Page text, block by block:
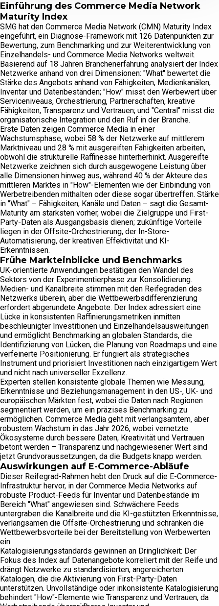
Einführung des Commerce Media Network
Maturity Index
SMG hat den Commerce Media Network (CMN) Maturity Index
eingeführt, ein Diagnose-Framework mit 126 Datenpunkten zur
Bewertung, zum Benchmarking und zur Weiterentwicklung von
Einzelhandels- und Commerce Media Networks weltweit.
Basierend auf 18 Jahren Branchenerfahrung analysiert der Index
Netzwerke anhand von drei Dimensionen: "What" bewertet die
Stärke des Angebots anhand von Fähigkeiten, Medienkanälen,
Inventar und Datenbeständen; "How" misst den Werbewert über
Serviceniveaus, Orchestrierung, Partnerschaften, kreative
Fähigkeiten, Transparenz und Vertrauen; und "Central" misst die
organisatorische Integration und den Ruf in der Branche.
Erste Daten zeigen Commerce Media in einer
Wachstumsphase, wobei 58 % der Netzwerke auf mittlerem
Marktniveau und 28 % mit ausgereiften Fähigkeiten arbeiten,
obwohl die strukturelle Raffinesse hinterherhinkt. Ausgereifte
Netzwerke zeichnen sich durch ausgewogene Leistung über
alle Dimensionen hinweg aus, während 40 % der Akteure des
mittleren Marktes in "How"-Elementen wie der Einbindung von
Werbetreibenden mithalten oder diese sogar übertreffen. Stärke
in "What" – Fähigkeiten, Kanäle und Daten – sagt die Gesamt-
Maturity am stärksten vorher, wobei die Zielgruppe und First-
Party-Daten als Ausgangsbasis dienen; zukünftige Vorteile
liegen in der Offsite-Orchestrierung, der In-Store-
Automatisierung, der kreativen Effektivität und KI-
Erkenntnissen.
Frühe Markteinblicke und Benchmarks
UK-orientierte Anwendungen bestätigen den Wandel des
Sektors von der Experimentierphase zur Konsolidierung.
Medien- und Kanalbreite stimmen mit den Reifegraden des
Netzwerks überein, aber die Wettbewerbsdifferenzierung
erfordert abgerundete Angebote. Der Index adressiert eine
Lücke in konsistenten Raffinierungsmetriken inmitten
beschleunigter Investitionen und Einzelhandelsausweitungen
und ermöglicht Benchmarking an globalen Standards, die
Identifizierung von Lücken, die Planung von Roadmaps und eine
verfeinerte Positionierung. Er fungiert als strategisches
Instrument und priorisiert Investitionen nach einzigartigem Wert
und nicht nach universeller Exzellenz.
Experten stellen konsistente globale Themen wie Messung,
Erkenntnisse und Beziehungsmanagement in den US-, UK- und
europäischen Märkten fest, wobei die Daten nach Regionen
segmentiert werden, um ein präzises Benchmarking zu
ermöglichen. Commerce Media geht mit verlangsamtem, aber
robustem Wachstum in das Jahr 2026, wobei vernetzte
Ökosysteme durch bessere Daten, Kreativität und Vertrauen
betont werden – Transparenz und nachgewiesener Wert sind
jetzt Grundvoraussetzungen, da die Budgets knapp werden.
Auswirkungen auf E-Commerce-Abläufe
Dieser Reifegrad-Rahmen hebt den Druck auf die E-Commerce-
Infrastruktur hervor, in der Commerce Media Networks auf
robuste Product-Feeds für Inventar und Datenbestände im
Bereich "What" angewiesen sind. Schwächere Feeds
untergraben die Kanalbreite und die KI-gestützten Erkenntnisse,
verlangsamen die Offsite-Orchestrierung und schränken die
Wettbewerbsvorteile bei der Bereitstellung von Werbewerten
ein.
Katalogisierungsstandards gewinnen an Dringlichkeit: Der
Fokus des Index auf Datenangebote korreliert mit der Reife und
drängt Netzwerke zu standardisierten, angereicherten
Katalogen, die die Aktivierung von First-Party-Daten
unterstützen. Unvollständige oder inkonsistente Katalogisierung
behindert "How"-Elemente wie Transparenz und Vertrauen, da